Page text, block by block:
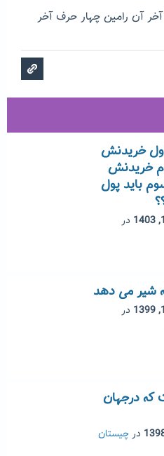
آن رامین چهار حرف آخر
خریدنش
خریدنش
باید پول
در
شیر می دهد
در
درجهان
درچیستان